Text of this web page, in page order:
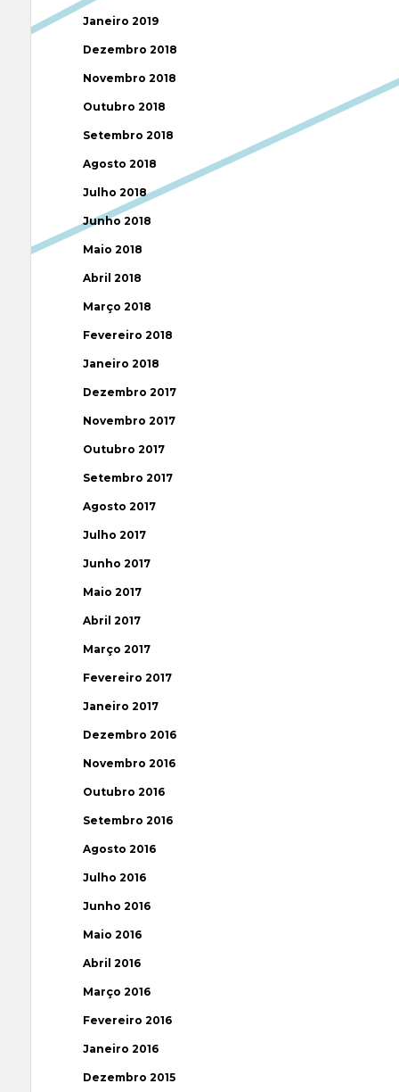
Janeiro 2019
Dezembro 2018
Novembro 2018
Outubro 2018
Setembro 2018
Agosto 2018
Julho 2018
Junho 2018
Maio 2018
Abril 2018
Março 2018
Fevereiro 2018
Janeiro 2018
Dezembro 2017
Novembro 2017
Outubro 2017
Setembro 2017
Agosto 2017
Julho 2017
Junho 2017
Maio 2017
Abril 2017
Março 2017
Fevereiro 2017
Janeiro 2017
Dezembro 2016
Novembro 2016
Outubro 2016
Setembro 2016
Agosto 2016
Julho 2016
Junho 2016
Maio 2016
Abril 2016
Março 2016
Fevereiro 2016
Janeiro 2016
Dezembro 2015